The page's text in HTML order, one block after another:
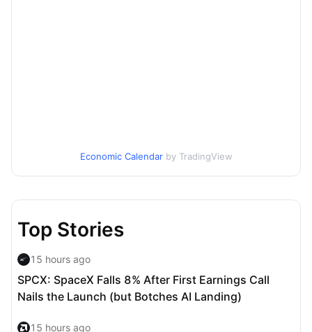
Economic Calendar by TradingView